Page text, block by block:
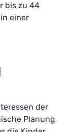
bis zu 44
einer
der
Planung